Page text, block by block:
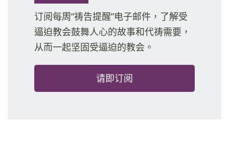
订阅每周“祷告提醒”电子邮件，了解受
逼迫教会鼓舞人心的故事和代祷需要，
从而一起坚固受逼迫的教会。
请即订阅